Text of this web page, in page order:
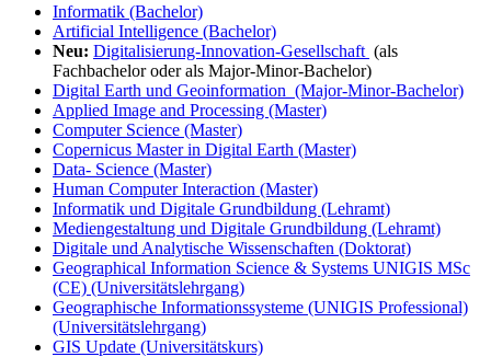
Informatik (Bachelor)
Artificial Intelligence (Bachelor)
Neu: Digitalisierung-Innovation-Gesellschaft (als
Fachbachelor oder als Major-Minor-Bachelor)
Digital Earth und Geoinformation (Major-Minor-Bachelor)
Applied Image and Processing (Master)
Computer Science (Master)
Copernicus Master in Digital Earth (Master)
Data- Science (Master)
Human Computer Interaction (Master)
Informatik und Digitale Grundbildung (Lehramt)
Mediengestaltung und Digitale Grundbildung (Lehramt)
Digitale und Analytische Wissenschaften (Doktorat)
Geographical Information Science & Systems UNIGIS MSc
(CE) (Universitätslehrgang)
Geographische Informationssysteme (UNIGIS Professional)
(Universitätslehrgang)
GIS Update (Universitätskurs)